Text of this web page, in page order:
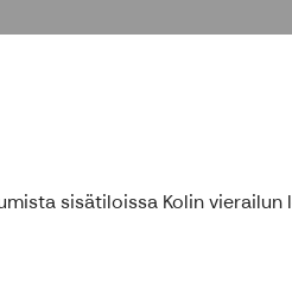
sisätiloissa Kolin vierailun